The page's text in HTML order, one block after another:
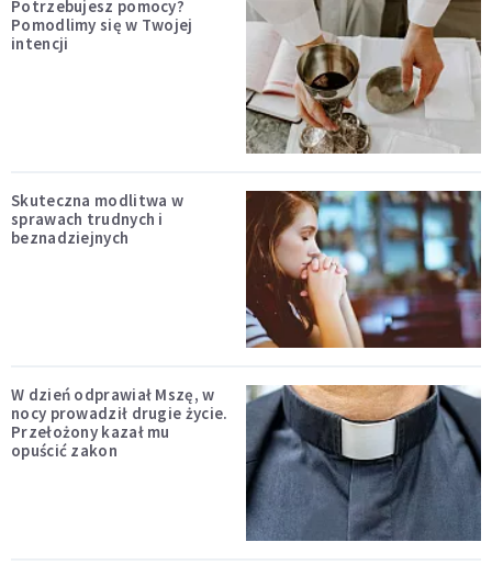
Potrzebujesz pomocy?
Pomodlimy się w Twojej
intencji
Skuteczna modlitwa w
sprawach trudnych i
beznadziejnych
W dzień odprawiał Mszę, w
nocy prowadził drugie życie.
Przełożony kazał mu
opuścić zakon